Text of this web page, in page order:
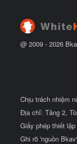
@ 2009 - 2026
Chịu trách nhiệm
Địa chỉ: Tầng 2,
Giấy phép thiết
Ghi rõ 'nguồn